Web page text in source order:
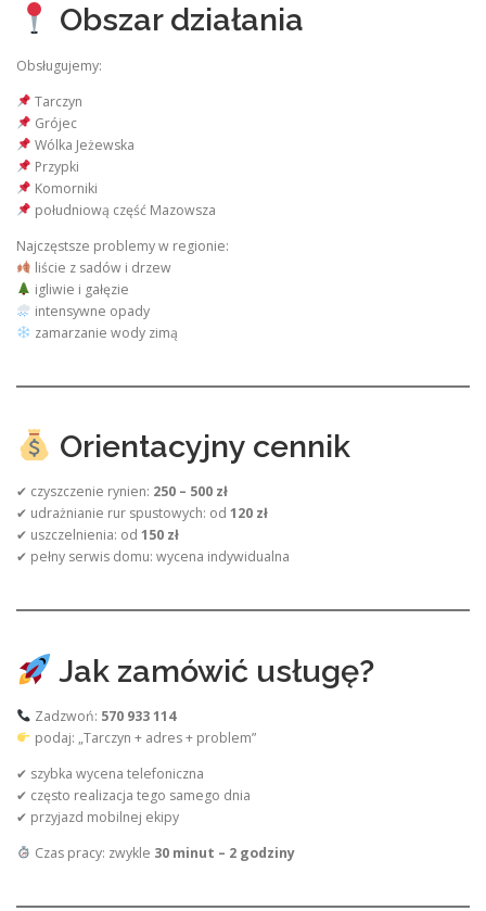
Obszar działania
Obsługujemy:
Tarczyn
Grójec
Wólka Jeżewska
Przypki
Komorniki
południową część Mazowsza
Najczęstsze problemy w regionie:
liście z sadów i drzew
igliwie i gałęzie
intensywne opady
zamarzanie wody zimą
Orientacyjny cennik
✔ czyszczenie rynien: 250 – 500 zł
✔ udrażnianie rur spustowych: od 120 zł
✔ uszczelnienia: od 150 zł
✔ pełny serwis domu: wycena indywidualna
Jak zamówić usługę?
Zadzwoń: 570 933 114
podaj: „Tarczyn + adres + problem”
✔ szybka wycena telefoniczna
✔ często realizacja tego samego dnia
✔ przyjazd mobilnej ekipy
Czas pracy: zwykle 30 minut – 2 godziny